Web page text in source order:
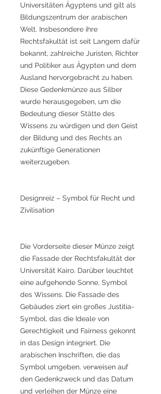
Universitäten Ägyptens und gilt als
Bildungszentrum der arabischen
Welt. Insbesondere ihre
Rechtsfakultät ist seit Langem dafür
bekannt, zahlreiche Juristen, Richter
und Politiker aus Ägypten und dem
Ausland hervorgebracht zu haben.
Diese Gedenkmünze aus Silber
wurde herausgegeben, um die
Bedeutung dieser Stätte des
Wissens zu würdigen und den Geist
der Bildung und des Rechts an
zukünftige Generationen
weiterzugeben.
Designreiz – Symbol für Recht und
Zivilisation
Die Vorderseite dieser Münze zeigt
die Fassade der Rechtsfakultät der
Universität Kairo. Darüber leuchtet
eine aufgehende Sonne, Symbol
des Wissens. Die Fassade des
Gebäudes ziert ein großes Justitia-
Symbol, das die Ideale von
Gerechtigkeit und Fairness gekonnt
in das Design integriert. Die
arabischen Inschriften, die das
Symbol umgeben, verweisen auf
den Gedenkzweck und das Datum
und verleihen der Münze eine